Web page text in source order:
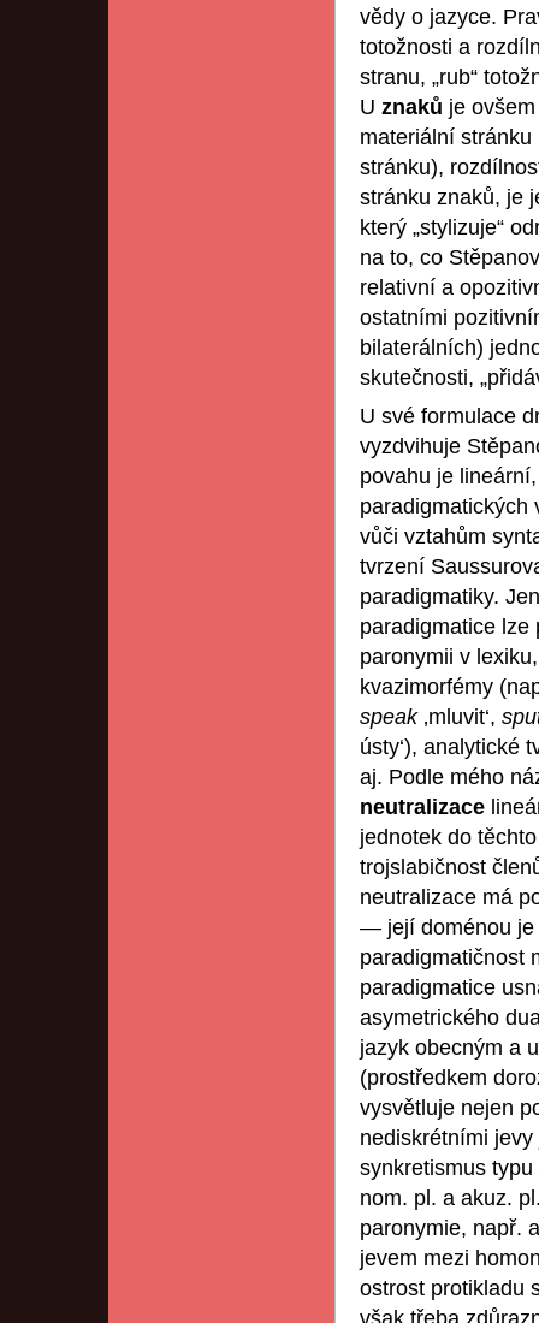
vědy o jazyce.
totožnosti a
stranu, „rub“
U znaků je
materiální
stránku),
stránku znaků, je
který „stylizuje“
na to, co
relativní a
ostatními
bilaterálních)
skutečnosti,
U své formulace
vyzdvihuje
povahu je
paradigmatických
vůči vztahům
tvrzení
paradigmatiky.
paradigmatice
paronymii v
kvazimorfémy
speak ‚mluvit‘,
ústy‘), analytické
aj. Podle mého
neutralizace
jednotek do
trojslabičnost
neutralizace má
— její doménou je
paradigmatičnost
paradigmatice
asymetrického
jazyk obecným a
(prostředkem
vysvětluje nejen
nediskrétními
synkretismus typu
nom. pl. a akuz.
paronymie, např.
jevem mezi
ostrost protikladu
však třeba